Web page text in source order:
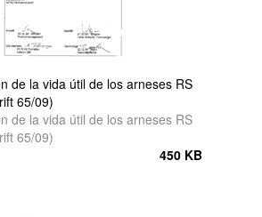
de la vida útil de los arneses RS
65/09)
de la vida útil de los arneses RS
65/09)
450 KB